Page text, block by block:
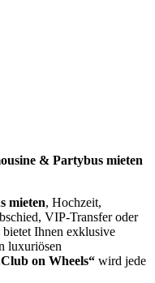
& Partybus mieten
mieten, Hochzeit,
VIP-Transfer oder
Ihnen exklusive
luxuriösen
on Wheels“ wird jede